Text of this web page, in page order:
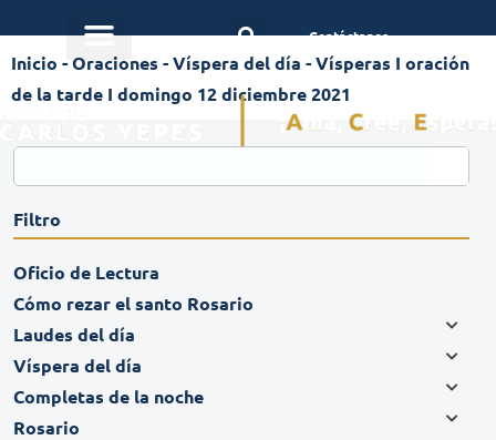
Contáctanos
Inicio -Oraciones -Víspera del día -Vísperas I oración
de la tarde I domingo 12 diciembre 2021
Filtro
Oficio de Lectura
Cómo rezar el santo Rosario
Laudes del día
Víspera del día
Completas de la noche
Rosario